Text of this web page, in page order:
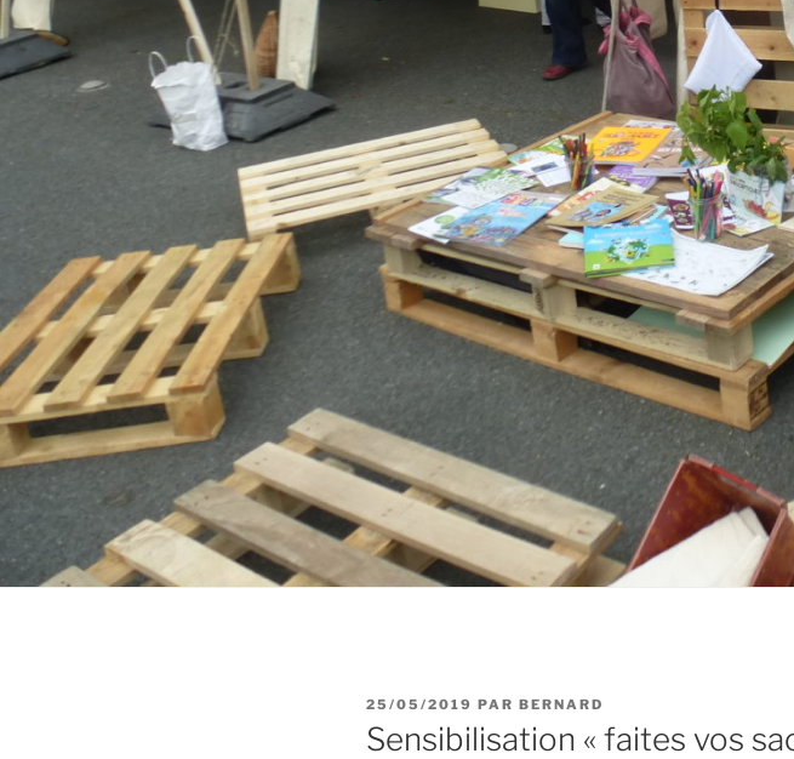
PUBLIÉ
LE
25/05/2019 PAR BERNARD
Sensibilisation « faites vos